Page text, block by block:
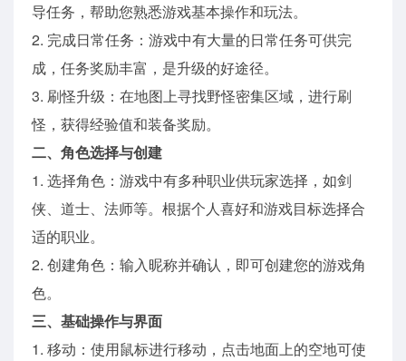
导任务，帮助您熟悉游戏基本操作和玩法。
2. 完成日常任务：游戏中有大量的日常任务可供完
成，任务奖励丰富，是升级的好途径。
3. 刷怪升级：在地图上寻找野怪密集区域，进行刷
怪，获得经验值和装备奖励。
二、角色选择与创建
1. 选择角色：游戏中有多种职业供玩家选择，如剑
侠、道士、法师等。根据个人喜好和游戏目标选择合
适的职业。
2. 创建角色：输入昵称并确认，即可创建您的游戏角
色。
三、基础操作与界面
1. 移动：使用鼠标进行移动，点击地面上的空地可使